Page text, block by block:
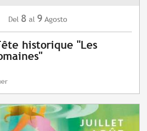
Del 8 al 9 Agosto
historique "Les